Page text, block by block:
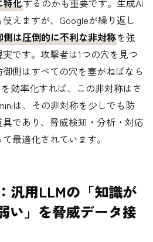
特化するのかも重要です。生成AI
えますが、Googleが繰り返し
側は圧倒的に不利な非対称を強
です。攻撃者は1つの穴を見つ
側はすべての穴を塞がねばなら
効率化すれば、この非対称はさ
は、その非対称を少しでも防
であり、脅威検知・分析・対応
最適化されています。
汎用LLMの「知識が
い」を脅威データ接